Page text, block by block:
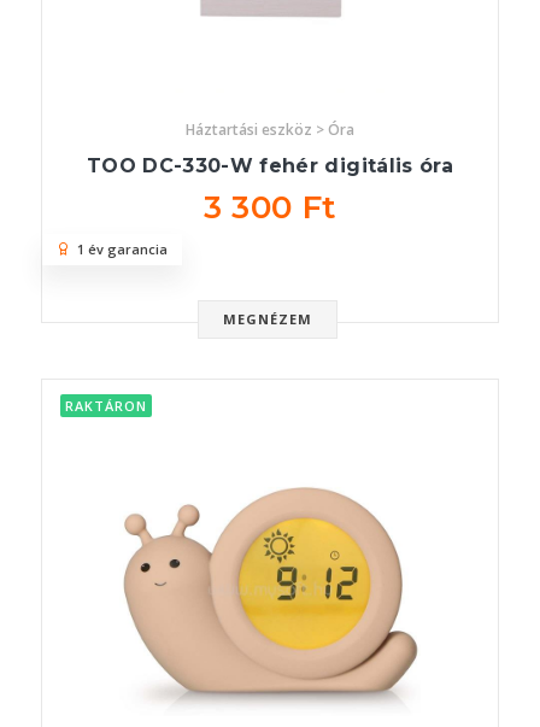
Háztartási eszköz > Óra
TOO DC-330-W fehér digitális óra
3 300 Ft
MEGNÉZEM
1 év garancia
RAKTÁRON